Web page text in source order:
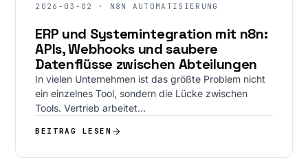
2026-03-02 · N8N AUTOMATISIERUNG
ERP und Systemintegration mit n8n:
APIs, Webhooks und saubere
Datenflüsse zwischen Abteilungen
In vielen Unternehmen ist das größte Problem nicht
ein einzelnes Tool, sondern die Lücke zwischen
Tools. Vertrieb arbeitet…
BEITRAG LESEN